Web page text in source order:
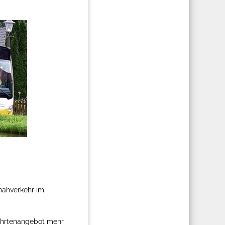
im
mehr